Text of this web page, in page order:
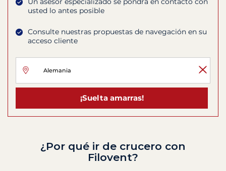
usted lo antes posible
Consulte nuestras propuestas de navegación en su
acceso cliente
¡Suelta amarras!
¿Por qué ir de crucero con
Filovent?